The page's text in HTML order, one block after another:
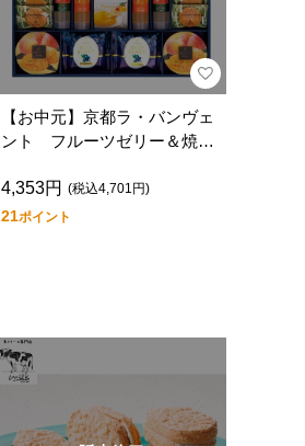
【お中元】京都ラ・バンヴェ
ント フルーツゼリー＆焼菓
4,353円 (税込4,701円)
21ポイント